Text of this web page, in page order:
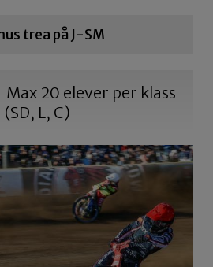
trea på J-SM
Max 20 elever per klass
L, C)